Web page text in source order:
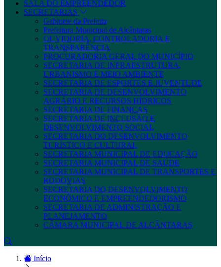
SALA DO EMPREENDEDOR
SECRETARIAS
Gabinete da Prefeita
Prefeitura Municipal de Alcântaras
OUVIDORIA, CONTROLADORIA E
TRANSPARÊNCIA
PROCURADORIA GERAL DO MUNICÍPIO
SECRETARIA DE INFRAESTRUTURA,
URBANISMO E MEIO AMBIENTE
SECRETARIA DE ESPORTES E JUVENTUDE
SECRETARIA DE DESENVOLVIMENTO
AGRÁRIO E RECURSOS HÍDRICOS
SECRETARIA DE FINANÇAS
SECRETARIA DE INCLUSÃO E
DESENVOLVIMENTO SOCIAL
SECRETARIA DO DESENVOLVIMENTO
TURÍSTICO E CULTURAL
SECRETARIA MUNICIPAL DE EDUCAÇÃO
SECRETARIA MUNICIPAL DE SAÚDE
SECRETARIA MUNICIPAL DE TRANSPORTES E
RODOVIAS
SECRETARIA DO DESENVOLVIMENTO
ECONÔMICO E EMPREENDEDORISMO
SECRETARIA DE ADMINISTRAÇÃO E
PLANEJAMENTO
CÂMARA MUNICIPAL DE ALCÂNTARAS
Início